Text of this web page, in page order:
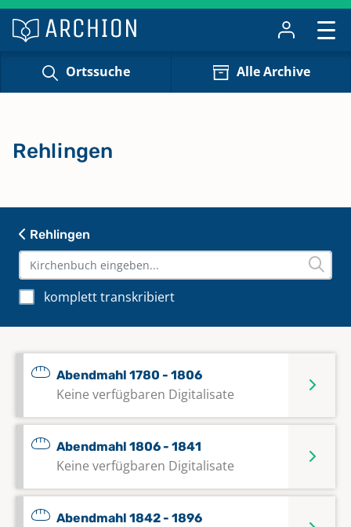
Ortssuche Alle Archive
Rehlingen
komplett transkribiert
Abendmahl 1780 - 1806
Keine verfügbaren Digitalisate
Abendmahl 1806 - 1841
Keine verfügbaren Digitalisate
Abendmahl 1842 - 1896
Rehlingen